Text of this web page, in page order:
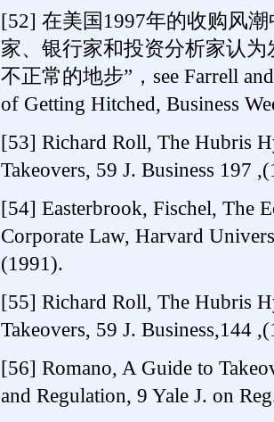
[52] 在美国1997年的收购风
家、银行家和投资分析家认
不正常的地步”，see Farrell
of Getting Hitched, Business
[53] Richard Roll, The Hubris
Takeovers, 59 J. Business 197
[54] Easterbrook, Fischel, The
Corporate Law, Harvard
(1991).
[55] Richard Roll, The Hubris
Takeovers, 59 J. Business,144
[56] Romano, A Guide to
and Regulation, 9 Yale J. on